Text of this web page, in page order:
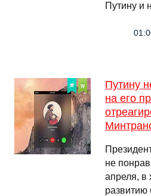
Путину и
Путину
на его
не
апреля, в
развитию